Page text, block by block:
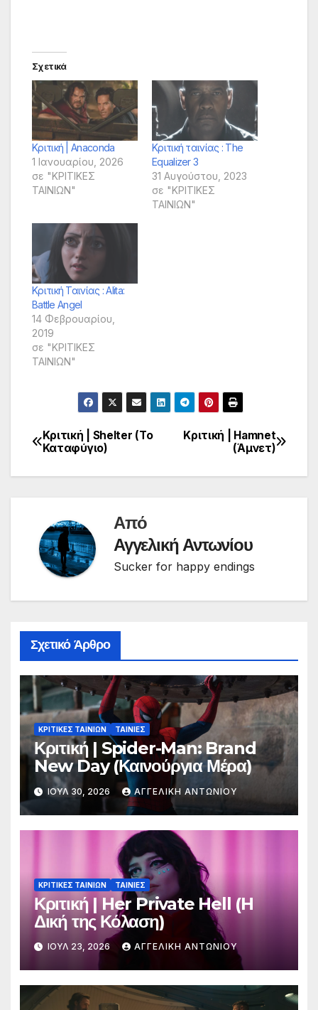
Σχετικά
Κριτική | Anaconda
1 Ιανουαρίου, 2026
σε "ΚΡΙΤΙΚΕΣ
ΤΑΙΝΙΩΝ"
Κριτική ταινίας : The
Equalizer 3
31 Αυγούστου, 2023
σε "ΚΡΙΤΙΚΕΣ
ΤΑΙΝΙΩΝ"
Κριτική Ταινίας : Alita:
Battle Angel
14 Φεβρουαρίου,
2019
σε "ΚΡΙΤΙΚΕΣ
ΤΑΙΝΙΩΝ"
Πλοήγηση
άρθρων
Κριτική | Hamnet
(Άμνετ)
Κριτική | Shelter (Το
Καταφύγιο)
Από
Αγγελική Αντωνίου
Sucker for happy endings
Σχετικό Άρθρο
ΚΡΙΤΙΚΕΣ ΤΑΙΝΙΩΝ ΤΑΙΝΙΕΣ
Κριτική | Spider-Man: Brand
New Day (Καινούργια Μέρα)
ΙΟΎΛ 30, 2026 ΑΓΓΕΛΙΚΉ ΑΝΤΩΝΊΟΥ
ΚΡΙΤΙΚΕΣ ΤΑΙΝΙΩΝ ΤΑΙΝΙΕΣ
Κριτική | Her Private Hell (H
Δική της Κόλαση)
ΙΟΎΛ 23, 2026 ΑΓΓΕΛΙΚΉ ΑΝΤΩΝΊΟΥ